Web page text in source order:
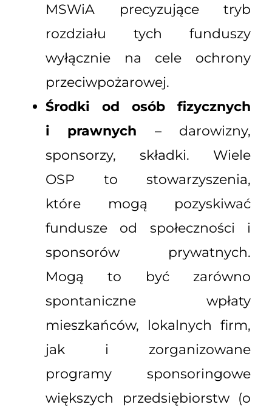
MSWiA precyzujące tryb
rozdziału tych funduszy
wyłącznie na cele ochrony
przeciwpożarowej.
Środki od osób fizycznych
i prawnych – darowizny,
sponsorzy, składki. Wiele
OSP to stowarzyszenia,
które mogą pozyskiwać
fundusze od społeczności i
sponsorów prywatnych.
Mogą to być zarówno
spontaniczne wpłaty
mieszkańców, lokalnych firm,
jak i zorganizowane
programy sponsoringowe
większych przedsiębiorstw (o